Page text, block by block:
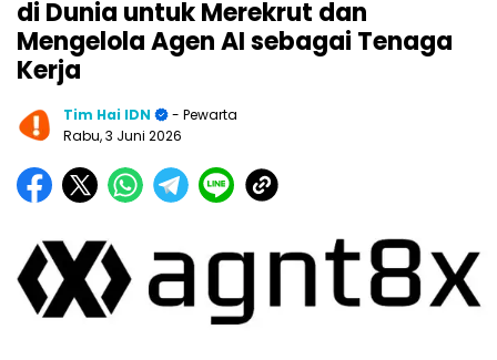
di Dunia untuk Merekrut dan
Mengelola Agen AI sebagai Tenaga
Kerja
Tim Hai IDN
- Pewarta
Rabu, 3 Juni 2026